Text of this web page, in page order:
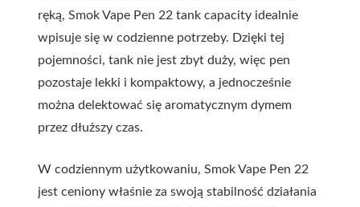
ręką, Smok Vape Pen 22 tank capacity idealnie
wpisuje się w codzienne potrzeby. Dzięki tej
pojemności, tank nie jest zbyt duży, więc pen
pozostaje lekki i kompaktowy, a jednocześnie
można delektować się aromatycznym dymem
przez dłuższy czas.
W codziennym użytkowaniu, Smok Vape Pen 22
jest ceniony właśnie za swoją stabilność działania